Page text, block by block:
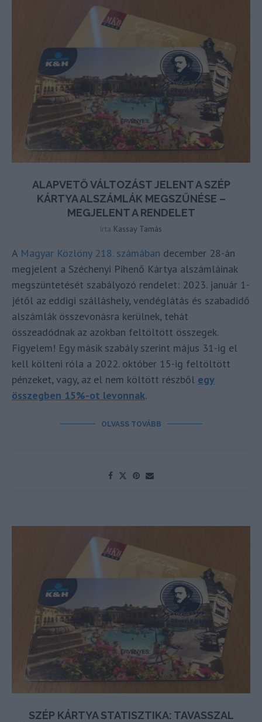
ALAPVETŐ VÁLTOZÁST JELENT A SZÉP
KÁRTYA ALSZÁMLÁK MEGSZŰNÉSE –
MEGJELENT A RENDELET
írta Kassay Tamás
A Magyar Közlöny 218. számában december 28-án
megjelent a Széchenyi Pihenő Kártya alszámláinak
megszüntetését szabályozó rendelet: 2023. január 1-
jétől az eddigi szálláshely, vendéglátás és szabadidő
alszámlák összevonásra kerülnek, tehát
összeadódnak az azokban feltöltött összegek.
Figyelem! Egy másik szabály szerint május 31-ig el
kell költeni róla a 2022. október 15-ig feltöltött
pénzeket, vagy, az el nem költött részből egy
összegben 15%-ot levonnak.
OLVASS TOVÁBB
SZÉP KÁRTYA STATISZTIKA: TAVASSZAL